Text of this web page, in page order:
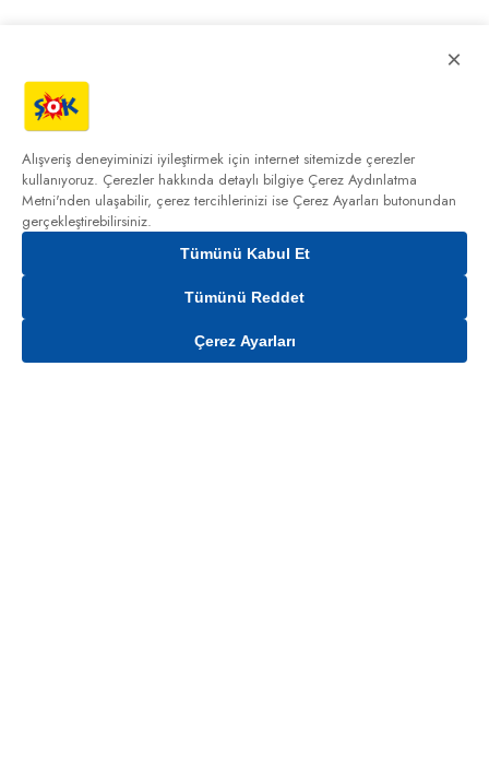
Gelince Haber Ver
×
Alışveriş deneyiminizi iyileştirmek için internet sitemizde çerezler
kullanıyoruz. Çerezler hakkında detaylı bilgiye Çerez Aydınlatma
Metni'nden ulaşabilir, çerez tercihlerinizi ise Çerez Ayarları butonundan
gerçekleştirebilirsiniz.
Tümünü Kabul Et
Tümünü Reddet
Çerez Ayarları